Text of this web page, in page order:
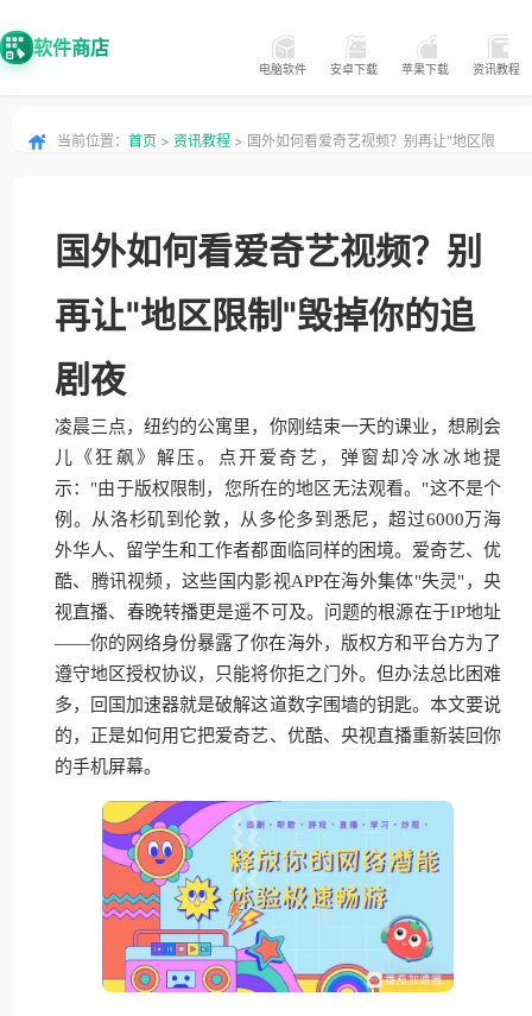
软件商店
电脑软件 安卓下载 苹果下载 资讯教程
当前位置： 首页 > 资讯教程 > 国外如何看爱奇艺视频？别再让"地区限
国外如何看爱奇艺视频？别
再让"地区限制"毁掉你的追
剧夜
凌晨三点，纽约的公寓里，你刚结束一天的课业，想刷会
儿《狂飙》解压。点开爱奇艺，弹窗却冷冰冰地提
示："由于版权限制，您所在的地区无法观看。"这不是个
例。从洛杉矶到伦敦，从多伦多到悉尼，超过6000万海
外华人、留学生和工作者都面临同样的困境。爱奇艺、优
酷、腾讯视频，这些国内影视APP在海外集体"失灵"，央
视直播、春晚转播更是遥不可及。问题的根源在于IP地址
——你的网络身份暴露了你在海外，版权方和平台方为了
遵守地区授权协议，只能将你拒之门外。但办法总比困难
多，回国加速器就是破解这道数字围墙的钥匙。本文要说
的，正是如何用它把爱奇艺、优酷、央视直播重新装回你
的手机屏幕。